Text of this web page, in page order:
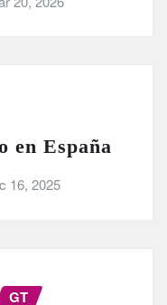
en España
16, 2025
GT